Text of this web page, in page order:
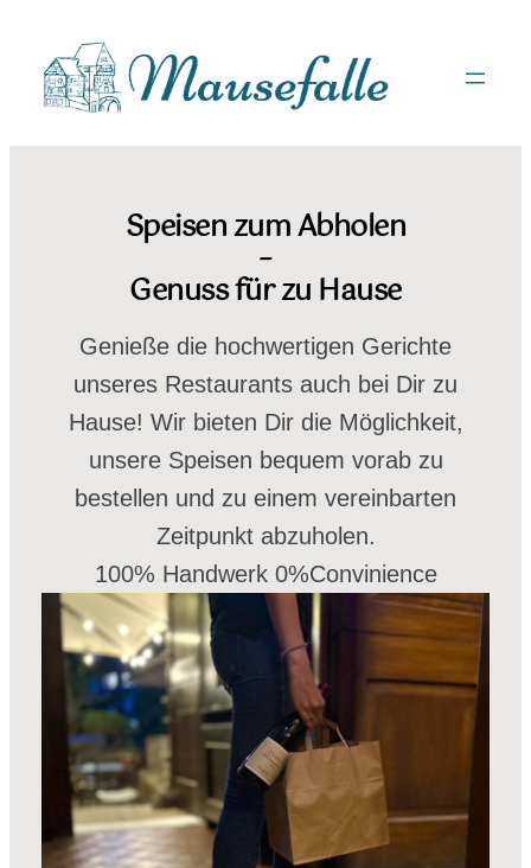
springen
Speisen zum Abholen
–
Genuss für zu Hause
Genieße die hochwertigen Gerichte
unseres Restaurants auch bei Dir zu
Hause! Wir bieten Dir die Möglichkeit,
unsere Speisen bequem vorab zu
bestellen und zu einem vereinbarten
Zeitpunkt abzuholen.
100% Handwerk 0%Convinience